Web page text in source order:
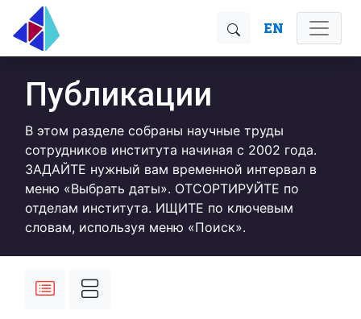
EN
Публикации
В этом разделе собраны научные труды
сотрудников института начиная с 2002 года.
ЗАДАЙТЕ нужный вам временной интервал в
меню «Выбрать даты». ОТСОРТИРУЙТЕ по
отделам института. ИЩИТЕ по ключевым
словам, используя меню «Поиск».